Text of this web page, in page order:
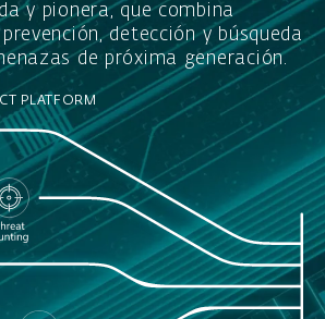
y pionera, que combina
detección y búsqueda
de próxima generación.
PLATFORM